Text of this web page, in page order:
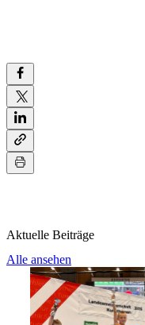
Aktuelle Beiträge
Alle ansehen